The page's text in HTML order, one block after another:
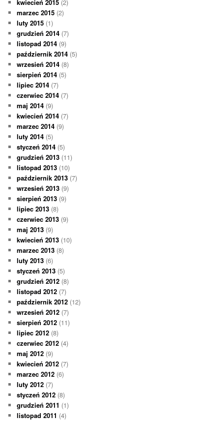
kwiecień 2015 (2)
marzec 2015 (2)
luty 2015 (1)
grudzień 2014 (7)
listopad 2014 (9)
październik 2014 (5)
wrzesień 2014 (8)
sierpień 2014 (5)
lipiec 2014 (7)
czerwiec 2014 (7)
maj 2014 (9)
kwiecień 2014 (7)
marzec 2014 (9)
luty 2014 (5)
styczeń 2014 (5)
grudzień 2013 (11)
listopad 2013 (10)
październik 2013 (7)
wrzesień 2013 (9)
sierpień 2013 (9)
lipiec 2013 (8)
czerwiec 2013 (9)
maj 2013 (9)
kwiecień 2013 (10)
marzec 2013 (8)
luty 2013 (6)
styczeń 2013 (5)
grudzień 2012 (8)
listopad 2012 (7)
październik 2012 (12)
wrzesień 2012 (7)
sierpień 2012 (11)
lipiec 2012 (8)
czerwiec 2012 (4)
maj 2012 (9)
kwiecień 2012 (7)
marzec 2012 (6)
luty 2012 (7)
styczeń 2012 (8)
grudzień 2011 (1)
listopad 2011 (4)